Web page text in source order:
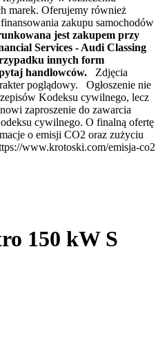
marek. Oferujemy również
zakupu samochodów
jest zakupem przy
Services - Audi Classing
innych form
handlowców. Zdjęcia
poglądowy. Ogłoszenie nie
Kodeksu cywilnego, lecz
zaproszenie do zawarcia
cywilnego. O finalną ofertę
o emisji CO2 oraz zużyciu
www.krotoski.com/emisja-co2
150 kW S